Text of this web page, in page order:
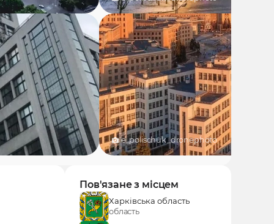
e_polischuk_dronephoto
Пов'язане з місцем
Харківська область
область